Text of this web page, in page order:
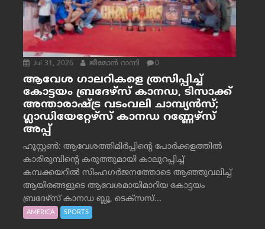
Jul 31, 2026 ജീമോന്‍ റാന്നി 0
ആവേശ ഗാലറികളെ ത്രസിപ്പിച്ച്
കോട്ടയം ബ്രദേഴ്‌സ് കാനഡ, ടിസാക്ക്
അന്താരാഷ്ട്ര വടംവലി ചാമ്പ്യന്‍സ്;
ഗ്ലാഡിയേറ്റേഴ്‌സ് കാനഡ റണ്ണേഴ്‌സ്
അപ്പ്
ഹൂസ്റ്റണ്‍: ആവേശത്തിമിര്‍പ്പിന്റെ പോര്‍ക്കളത്തില്‍
കാരിരുമ്പിന്റെ കരുത്തുമായി കാലുറപ്പിച്ച്
കമ്പക്കയറില്‍ സിംഹഗര്‍ജനത്തോടെ ആഞ്ഞുവലിച്ച്
ആയിരങ്ങളുടെ ആവേശമായിമാറിയ കോട്ടയം
ബ്രദേഴ്‌സ് കാനഡ ബ്ലൂ, ടെക്‌സസ്...
AMERICA SPORTS